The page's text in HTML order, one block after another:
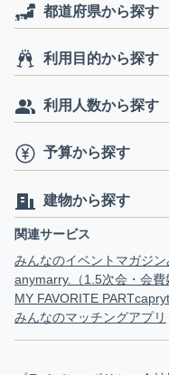
都道府県から探す
利用目的から探す
利用人数から探す
予算から探す
建物から探す
関連サービス
みんなのイベントマガジン
anymarry.（1.5次会・会費
MY FAVORITE PARTcapry
みんなのマッチングアプリ